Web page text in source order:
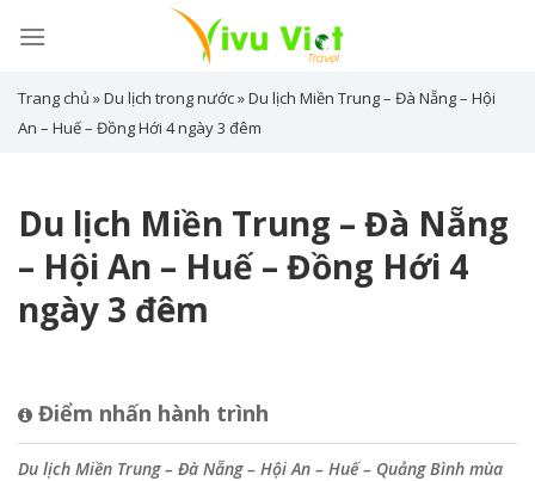
Trang chủ »Du lịch trong nước»Du lịch Miền Trung – Đà Nẵng – Hội
An – Huế – Đồng Hới 4 ngày 3 đêm
Du lịch Miền Trung – Đà Nẵng
– Hội An – Huế – Đồng Hới 4
ngày 3 đêm
Điểm nhấn hành trình
Du lịch Miền Trung – Đà Nẵng – Hội An – Huế – Quảng Bình mùa